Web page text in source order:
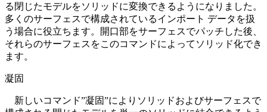
る閉じたモデルをソリッドに変換できるようになりました。
多くのサーフェスで構成されているインポート データを扱
う場合に役立ちます。開口部をサーフェスでパッチした後、
それらのサーフェスをこのコマンドによってソリッド化でき
ます。
凝固
新しいコマンド”凝固”によりソリッドおよびサーフェスで